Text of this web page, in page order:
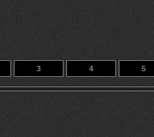
3 4 5
13 14 15